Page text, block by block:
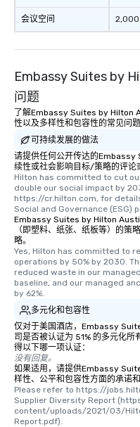
会议空间 2,000
Embassy Suites by
问题
了解Embassy Suites by Hilton
性以及多样性和包容性的常见问题
可持续发展的做法
请提供任何公开传达的
续性或社会影响目标/策略的评论
Hilton has committed to cut
double our social impact by
https://cr.hilton.com, for
Social and Governance (ESG)
Embassy Suites by Hilton
（即塑料、纸张、纸板等）的策
略。
Yes, Hilton has committed to
operations by 50% by 2030.
reduced waste in our
baseline, and our managed
by 62%.
多元化和包容性
仅对于美国酒店，Embassy
司是否被认证为 51% 的多元化
得以下哪一项认证：
没有回复。
如果适用，请提供Embassy
样性、公平和包容性方面的承诺
Please refer to https://
Supplier Diversity Report
content/uploads/2021/03/
Report.pdf).